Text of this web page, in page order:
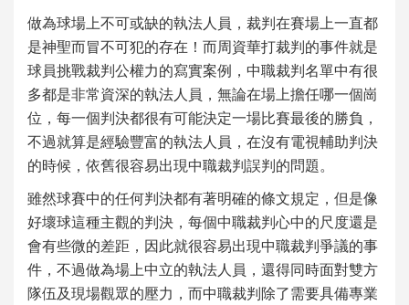
做為球場上不可或缺的執法人員，裁判在賽場上一直都
是神聖而冒不可犯的存在！而周資華打裁判的事件就是
球員挑戰裁判公權力的寫實案例， 中職裁判名單中有很
多都是非常資深的執法人員，無論在場上擔任哪一個崗
位，每一個判決都很有可能決定一場比賽最後的勝負，
不過就算是經驗豐富的執法人員，在沒有電視輔助判決
的時候，依舊很容易出現中職裁判誤判的問題。
雖然球賽中的任何判決都有著明確的條文規定，但是像
好壞球這種主觀的判決，每個中職裁判心中的尺度還是
會有些微的差距，因此就很容易出現中職裁判爭議的事
件，不過做為場上中立的執法人員，還得同時面對雙方
隊伍及現場觀眾的壓力，而中職裁判除了需要具備專業